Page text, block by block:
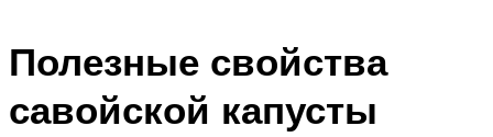
Полезные свойства
савойской капусты